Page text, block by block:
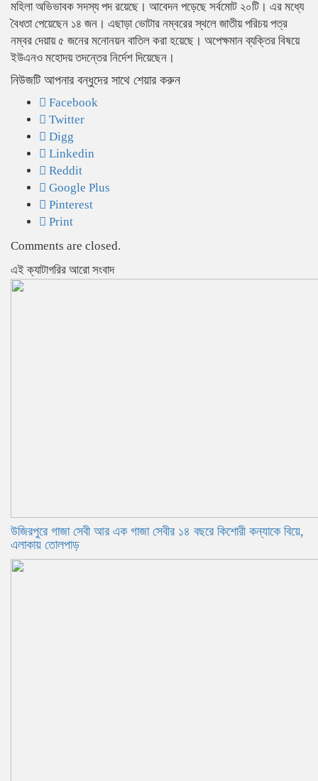
মহিলা অভিভাবক সদস্য পদ রয়েছে। আবেদন পড়েছে সর্বমোট ২০টি। এর মধ্যে
বৈধতা পেয়েছেন ১৪ জন। এছাড়া ভোটার নম্বরের স্থলে জাতীয় পরিচয় পত্র
নম্বর দেয়ায় ৫ জনের মনোনয়ন বাতিল করা হয়েছে। অপেক্ষমান ব্যক্তির বিষয়ে
ইউএনও মহোদয় তদন্তের নির্দেশ দিয়েছেন।
নিউজটি আপনার বন্ধুদের সাথে শেয়ার করুন
Facebook
Twitter
Digg
Linkedin
Reddit
Google Plus
Pinterest
Print
Comments are closed.
‍এই ক্যাটাগরির ‍আরো সংবাদ
উজিরপুরে গাজা সেবী আর এক গাজা সেবীর ১৪ বছরে কিশোরী কন্যাকে বিয়ে,
এলাকায় তোলপাড়